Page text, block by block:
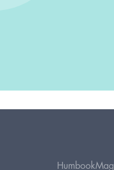
HumbookMag